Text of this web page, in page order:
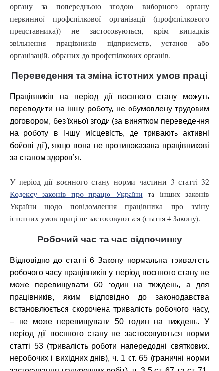
органу за попередньою згодою виборного органу
первинної профспілкової організації (профспілкового
представника)) не застосовуються, крім випадків
звільнення працівників підприємств, установ або
організацій, обраних до профспілкових органів.
Переведення та зміна істотних умов праці
Працівників на період дії воєнного стану можуть
переводити на іншу роботу, не обумовлену трудовим
договором, без їхньої згоди (за винятком переведення
на роботу в іншу місцевість, де тривають активні
бойові дії), якщо вона не протипоказана працівникові
за станом здоров’я.
У період дії воєнного стану норми частини 3 статті 32
Кодексу законів про працю України та інших законів
України щодо повідомлення працівника про зміну
істотних умов праці не застосовуються (стаття 4 Закону).
Робочий час та час відпочинку
Відповідно до статті 6 Закону нормальна тривалість
робочого часу працівників у період воєнного стану не
може перевищувати 60 годин на тиждень, а для
працівників, яким відповідно до законодавства
встановлюється скорочена тривалість робочого часу,
– не може перевищувати 50 годин на тиждень. У
період дії воєнного стану не застосовуються норми
статті 53 (тривалість роботи напередодні святкових,
неробочих і вихідних днів), ч. 1 ст. 65 (граничні норми